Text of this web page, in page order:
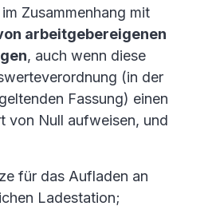
im Zusammenhang mit
arbeitgebereigenen
, auch wenn diese
(in der
Fassung) einen
von Null aufweisen, und
für das Aufladen an
Ladestation;